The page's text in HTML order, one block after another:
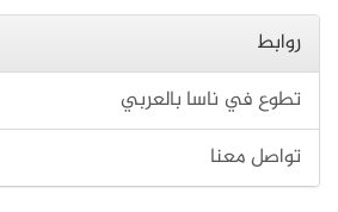
روابط
تطوع في ناسا بالعربي
تواصل معنا